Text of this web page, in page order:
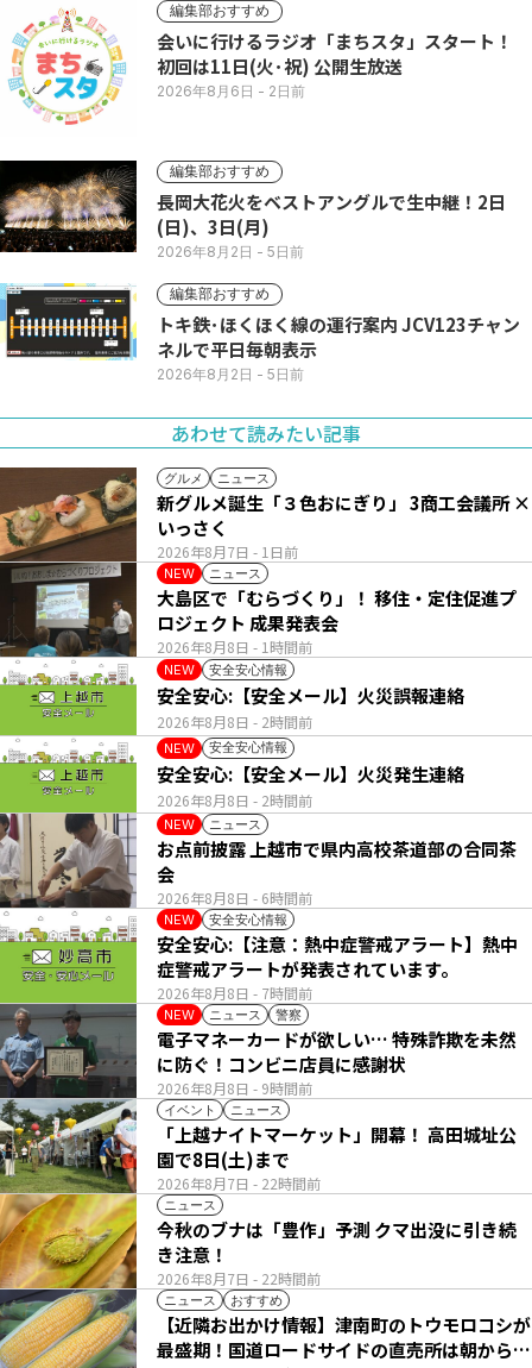
編集部おすすめ
会いに行けるラジオ「まちスタ」スタート！
初回は11日(火･祝) 公開生放送
2026年8月6日 - 2日前
編集部おすすめ
長岡大花火をベストアングルで生中継！2日
(日)、3日(月)
2026年8月2日 - 5日前
編集部おすすめ
トキ鉄･ほくほく線の運行案内 JCV123チャン
ネルで平日毎朝表示
2026年8月2日 - 5日前
あわせて読みたい記事
グルメ ニュース
2026年8月7日 - 1日前
新グルメ誕生「３色おにぎり」 3商工会議所 ×
いっさく
NEW ニュース
2026年8月8日 - 1時間前
大島区で「むらづくり」！ 移住・定住促進プ
ロジェクト 成果発表会
NEW 安全安心情報
2026年8月8日 - 2時間前
安全安心:【安全メール】火災誤報連絡
NEW 安全安心情報
2026年8月8日 - 2時間前
安全安心:【安全メール】火災発生連絡
NEW ニュース
2026年8月8日 - 6時間前
お点前披露 上越市で県内高校茶道部の合同茶
会
NEW 安全安心情報
2026年8月8日 - 7時間前
安全安心:【注意：熱中症警戒アラート】熱中
症警戒アラートが発表されています。
NEW ニュース 警察
2026年8月8日 - 9時間前
電子マネーカードが欲しい… 特殊詐欺を未然
に防ぐ！コンビニ店員に感謝状
イベント ニュース
2026年8月7日 - 22時間前
「上越ナイトマーケット」開幕！ 高田城址公
園で8日(土)まで
ニュース
2026年8月7日 - 22時間前
今秋のブナは「豊作」予測 クマ出没に引き続
き注意！
ニュース おすすめ
【近隣お出かけ情報】津南町のトウモロコシが
最盛期！国道ロードサイドの直売所は朝から長